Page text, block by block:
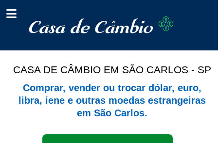
CASA DE CÂMBIO EM SÃO CARLOS - SP
Comprar, vender ou trocar dólar, euro,
libra, iene e outras moedas estrangeiras
em São Carlos.